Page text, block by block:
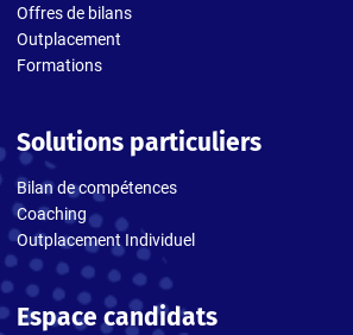
Offres de bilans
Outplacement
Formations
Solutions particuliers
Bilan de compétences
Coaching
Outplacement Individuel
Espace candidats